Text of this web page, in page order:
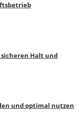
Halt und
und optimal nutzen